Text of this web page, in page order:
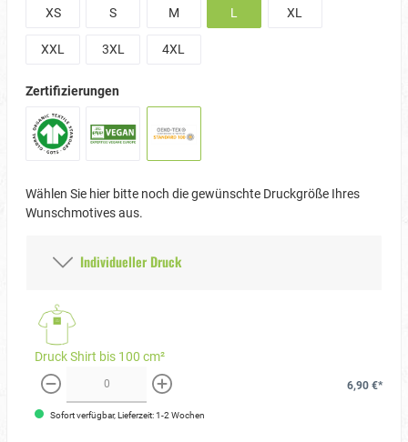
XS
S M L XL
XXL 3XL 4XL
Zertifizierungen
Wählen Sie hier bitte noch die gewünschte Druckgröße Ihres
Wunschmotives aus.
Individueller Druck
Druck Shirt bis 100 cm²
weniger mehr
6,90 €*
Sofort verfügbar, Lieferzeit: 1-2 Wochen